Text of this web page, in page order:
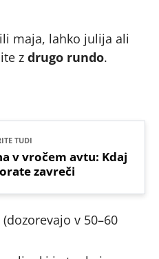
maja, lahko julija ali
z drugo rundo.
TUDI
v vročem avtu: Kdaj
zavreči
v 50–60